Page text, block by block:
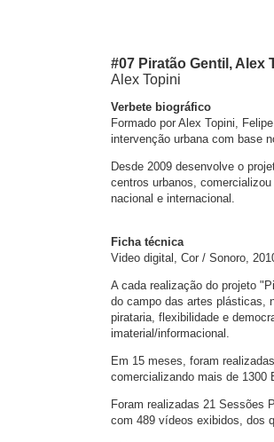
#07 Piratão Gentil, Alex
Alex Topini
Verbete biográfico
Formado por Alex Topini,
intervenção urbana com base
Desde 2009 desenvolve o
centros urbanos,
nacional e internacional.
Ficha técnica
Video digital, Cor / Sonoro,
A cada realização do projeto
do campo das artes plásticas,
pirataria, flexibilidade e
imaterial/informacional.
Em 15 meses, foram
comercializando mais de 1300
Foram realizadas 21 Sessões
com 489 vídeos exibidos, dos